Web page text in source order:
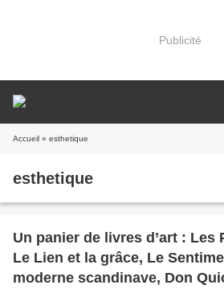
Publicité
Accueil » esthetique
esthetique
Un panier de livres d’art : Les
Le Lien et la grâce, Le
moderne scandinave, Don